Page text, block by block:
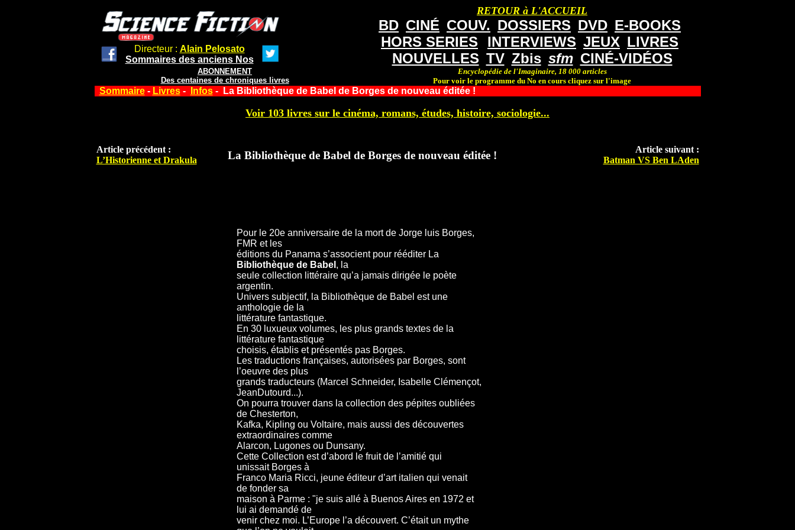
Directeur : Alain Pelosato
Sommaires des anciens Nos
ABONNEMENT
Des centaines de chroniques livres
RETOUR à L'ACCUEIL
BD CINÉ COUV. DOSSIERS DVD E-BOOKS
HORS SERIES
INTERVIEWS JEUX LIVRES
NOUVELLES TV Zbis sfm CINÉ-VIDÉOS
Encyclopédie de l'Imaginaire, 18 000 articles
Pour voir le programme du No en cours cliquez sur l'image
Sommaire- Livres- Infos- La Bibliothèque de Babel de Borges de nouveau éditée !
Voir 103 livres sur le cinéma, romans, études, histoire, sociologie...
Article précédent :
L’Historienne et Drakula
La Bibliothèque de Babel de Borges de nouveau éditée !
Article suivant :
Batman VS Ben LAden
Pour le 20e anniversaire de la mort de Jorge luis Borges,
FMR et les
éditions du Panama s’associent pour rééditer La
Bibliothèque de Babel , la
seule collection littéraire qu’a jamais dirigée le poète
argentin.
Univers subjectif, la Bibliothèque de Babel est une
anthologie de la
littérature fantastique.
En 30 luxueux volumes, les plus grands textes de la
littérature fantastique
choisis, établis et présentés pas Borges.
Les traductions françaises, autorisées par Borges, sont
l’oeuvre des plus
grands traducteurs (Marcel Schneider, Isabelle Clémençot,
JeanDutourd...).
On pourra trouver dans la collection des pépites oubliées
de Chesterton,
Kafka, Kipling ou Voltaire, mais aussi des découvertes
extraordinaires comme
Alarcon, Lugones ou Dunsany.
Cette Collection est d’abord le fruit de l’amitié qui
unissait Borges à
Franco Maria Ricci, jeune éditeur d’art italien qui venait
de fonder sa
maison à Parme : "je suis allé à Buenos Aires en 1972 et
lui ai demandé de
venir chez moi. L’Europe l’a découvert. C’était un mythe